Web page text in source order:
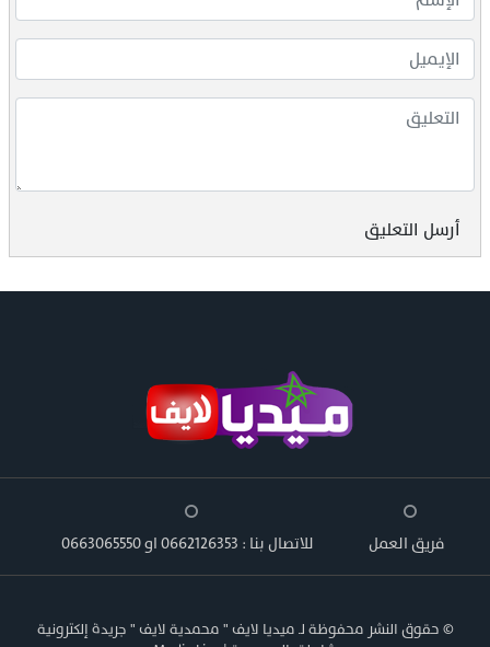
أرسل التعليق
فريق العمل للاتصال بنا : 0662126353 او 0663065550
© حقوق النشر محفوظة لـ ميديا لايف " محمدية لايف " جريدة إلكترونية